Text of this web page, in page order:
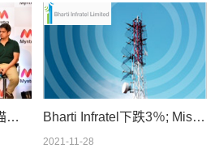
Myntra在2016-17财年瞄准10亿美元的GMV Bharti Infratel下跌3％; Misses Street in Q3
2021-11-28